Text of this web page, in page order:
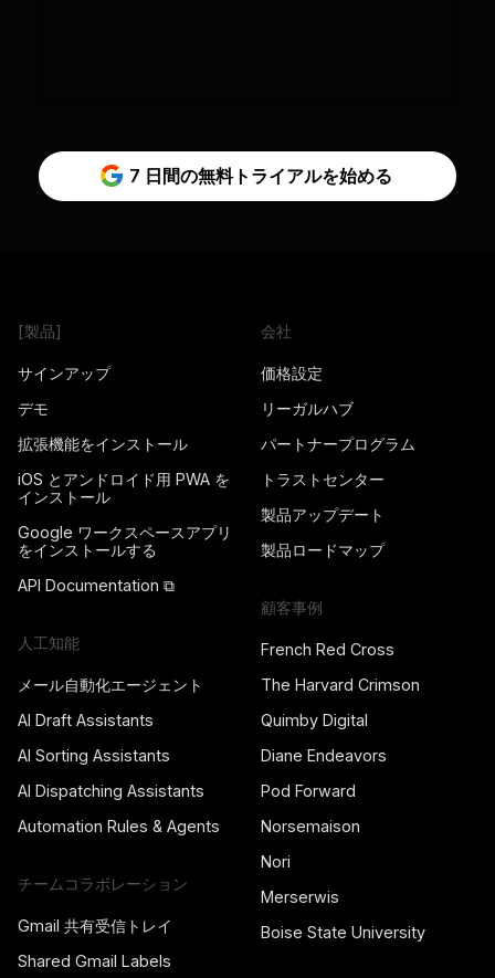
7 日間の無料トライアルを始める
[製品]
サインアップ
デモ
拡張機能をインストール
iOS とアンドロイド用 PWA を
インストール
Google ワークスペースアプリ
をインストールする
API Documentation ⧉
人工知能
メール自動化エージェント
AI Draft Assistants
AI Sorting Assistants
AI Dispatching Assistants
Automation Rules & Agents
チームコラボレーション
Gmail 共有受信トレイ
Shared Gmail Labels
会社
価格設定
リーガルハブ
パートナープログラム
トラストセンター
製品アップデート
製品ロードマップ
顧客事例
French Red Cross
The Harvard Crimson
Quimby Digital
Diane Endeavors
Pod Forward
Norsemaison
Nori
Merserwis
Boise State University